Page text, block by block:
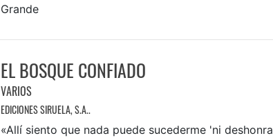
Grande
EL BOSQUE CONFIADO
VARIOS
EDICIONES SIRUELA, S.A..
«Allí siento que nada puede sucederme 'ni deshonra